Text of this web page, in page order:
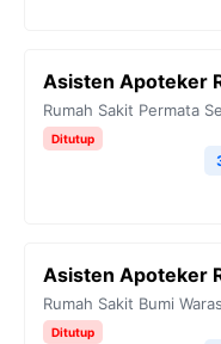
Asisten Apoteker
Rumah Sakit Permata
Ditutup
Asisten Apoteker
Rumah Sakit Bumi Waras
Ditutup